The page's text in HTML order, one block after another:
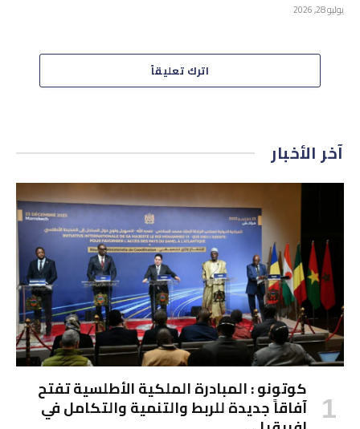
يوليو 28, 2026
اترك تعليقاً
آخر الأخبار
كوتونو : المبادرة الملكية الأطلسية تفتح
آفاقاً جديدة للربط والتنمية والتكامل في